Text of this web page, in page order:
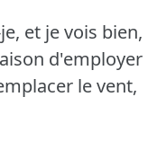
et je vois bien,
d'employer
le vent,